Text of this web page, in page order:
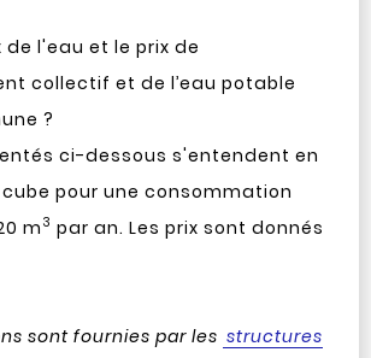
de l'eau et le prix de
collectif et de l’eau potable
?
ci-dessous s'entendent en
pour une consommation
m 3 par an. Les prix sont donnés
sont fournies par les structures